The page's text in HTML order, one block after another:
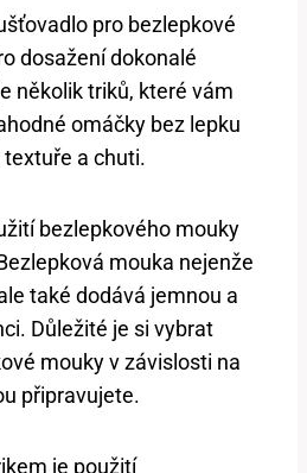
pro bezlepkové
dosažení dokonalé
několik triků, které vám
omáčky bez lepku
a chuti.
bezlepkového mouky
mouka nejenže
také dodává jemnou a
Důležité je si vybrat
mouky v závislosti na
připravujete.
je použití